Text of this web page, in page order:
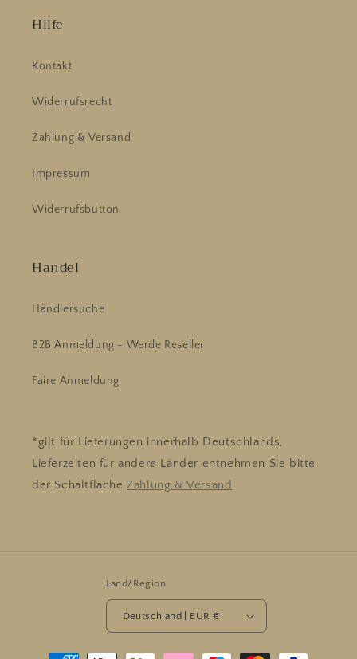
Hilfe
Kontakt
Widerrufsrecht
Zahlung & Versand
Impressum
Widerrufsbutton
Handel
Händlersuche
B2B Anmeldung - Werde Reseller
Faire Anmeldung
*gilt für Lieferungen innerhalb Deutschlands,
Lieferzeiten für andere Länder entnehmen Sie bitte
der SchaltflächeZahlung & Versand
Land/Region
Deutschland | EUR €
Zahlungsmethoden